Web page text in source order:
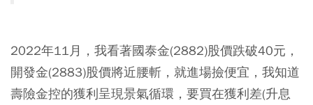
2022年11月，我看著國泰金(2882)股價跌破40元，
開發金(2883)股價將近腰斬，就進場撿便宜，我知道
壽險金控的獲利呈現景氣循環，要買在獲利差(升息